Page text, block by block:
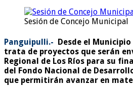
Sesión de Concejo Municipal
Panguipulli.- Desde el
trata de proyectos que serán
Regional de Los Ríos para su
del Fondo Nacional de
que permitirán avanzar en